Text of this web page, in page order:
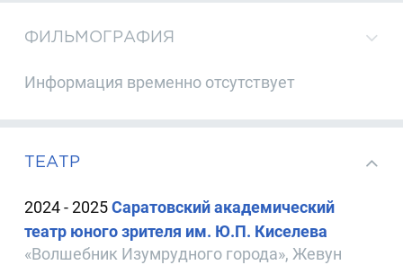
ФИЛЬМОГРАФИЯ
Информация временно отсутствует
ТЕАТР
2024 - 2025Саратовский академический
театр юного зрителя им. Ю.П. Киселева
«Волшебник Изумрудного города», Жевун